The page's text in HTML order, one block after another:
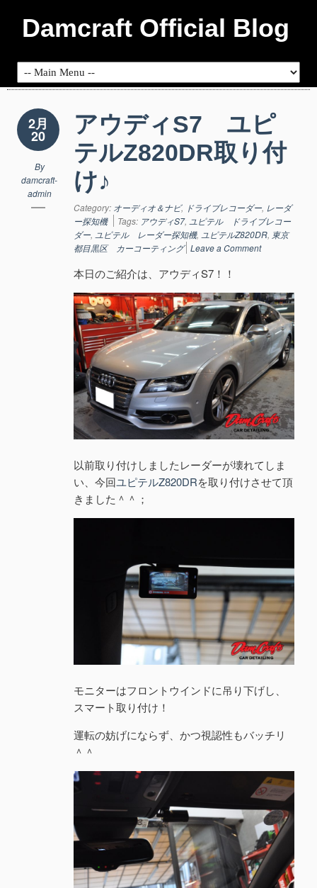
Damcraft Official Blog
2月
20
By
damcraft-
admin
アウディS7 ユピ
テルZ820DR取り付
け♪
Category: オーディオ＆ナビ, ドライブレコーダー, レーダ
ー探知機
Tags: アウディS7, ユピテル ドライブレコー
ダー, ユピテル レーダー探知機, ユピテルZ820DR, 東京
都目黒区 カーコーティング Leave a Comment
本日のご紹介は、アウディS7！！
以前取り付けしましたレーダーが壊れてしま
い、今回ユピテルZ820DRを取り付けさせて頂
きました＾＾；
モニターはフロントウインドに吊り下げし、
スマート取り付け！
運転の妨げにならず、かつ視認性もバッチリ
＾＾